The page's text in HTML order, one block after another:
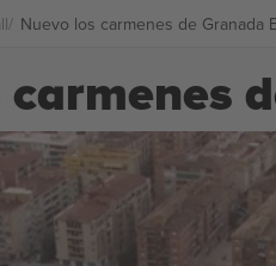
Nuevo los carmenes de Granada
carmenes